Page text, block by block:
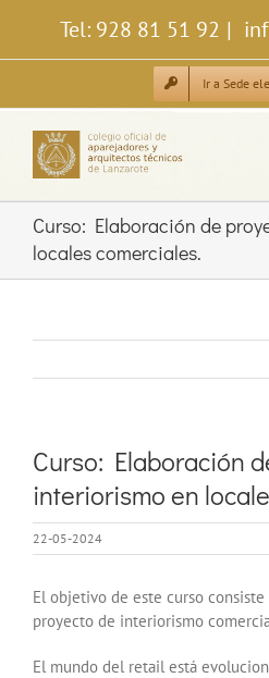
contenido
Tel: 928 81 51 92 |
Ir a Sede
Curso: Elaboración de
locales comerciales.
Curso: Elaboración
interiorismo en
22-05-2024
El objetivo de este curso
proyecto de interiorismo
El mundo del retail está